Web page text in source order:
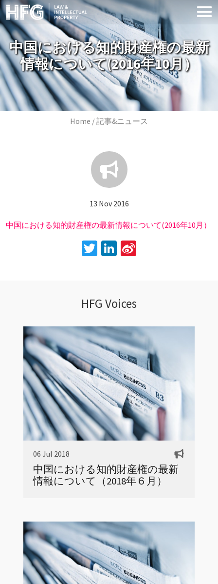
Skip to main content
Image
中国における知的財産権の最新
情報について(2016年10月）
Breadcrumb
Home 記事&ニュース
13 Nov 2016
中国における知的財産権の最新情報について(2016年10月）
TwitterLinkedIn
HFG Voices
06 Jul 2018
中国における知的財産権の最新
情報について（2018年６月）